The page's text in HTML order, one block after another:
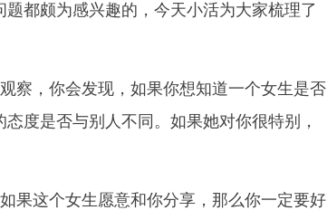
都颇为感兴趣的，今天小活为大家梳理了
察，你会发现，如果你想知道一个女生是否
度是否与别人不同。如果她对你很特别，
果这个女生愿意和你分享，那么你一定要好